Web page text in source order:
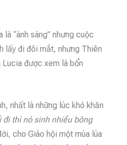
“ánh sáng” nhưng cuộc
lấy đi đôi mắt, nhưng Thiên
Lucia được xem là bổn
nhất là những lúc khó khăn
thì nó sinh nhiều bông
cho Giáo hội một mùa lúa